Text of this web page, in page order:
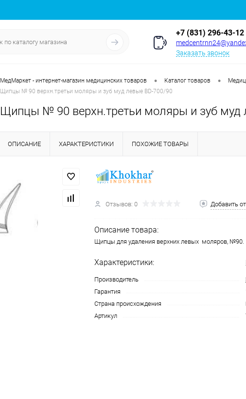
+7 (831) 296-43-12
Заказать звонок
МедМаркет - интернет-магазин медицинских товаров • Каталог товаров •
Щипцы № 90 верхн.третьи моляры и зуб муд левые BD-700/90
Щипцы № 90 верхн.третьи моляры и зуб муд
ОПИСАНИЕ ХАРАКТЕРИСТИКИ ПОХОЖИЕ ТОВАРЫ
Отзывов: 0 Добавить
Описание товара:
Щипцы для удаления верхних левых моляров, №90.
Характеристики:
Производитель
Гарантия
Страна происхождения
Артикул